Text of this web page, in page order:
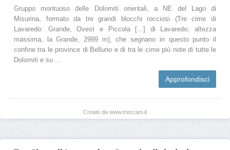
Gruppo montuoso delle Dolomiti orientali, a NE del Lago di
Misurina, formato da tre grandi blocchi rocciosi (Tre cime di
Lavaredo: Grande, Ovest e Piccola [...] di Lavaredo; altezza
massima, la Grande, 2999 m), che segnano in questo punto il
confine tra le province di Belluno e di tra le cime più note di tutte le
Dolomiti e su ...
Approfondisci
Creato da www.treccani.it